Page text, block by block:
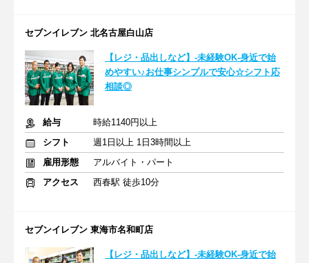
セブンイレブン 北名古屋白山店
【レジ・品出しなど】-未経験OK-身近で始
めやすい♪お仕事シンプルで安心☆シフト応
相談◎
給与
時給1140円以上
シフト
週1日以上 1日3時間以上
雇用形態
アルバイト・パート
アクセス
西春駅 徒歩10分
セブンイレブン 東海市名和町店
【レジ・品出しなど】-未経験OK-身近で始